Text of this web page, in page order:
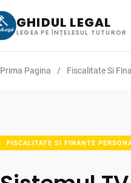
GHIDUL LEGAL
LEGEA PE ÎNȚELESUL TUTUROR
Prima Pagina Fiscalitate Si
FISCALITATE SI FINANTE